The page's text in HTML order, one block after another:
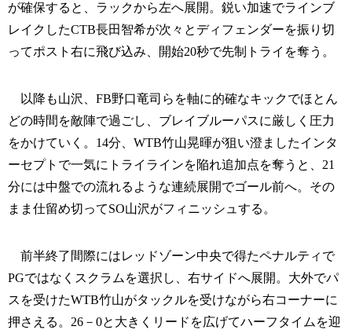
が確保すると、ラックから左へ展開。鋭い加速でラインブ
レイクしたCTB長田智希が次々とディフェンダーを振り切
ってポスト右に飛び込み、開始20秒で先制トライを奪う。
以降も山沢、FB野口竜司らを軸に的確なキックでほとん
どの時間を敵陣で過ごし、ブレイブルーパスに厳しく圧力
をかけていく。14分、WTB竹山晃暉が狙い澄ましたインタ
ーセプトで一気にトライラインを陥れ追加点を奪うと、21
分には中盤での流れるような連続展開でゴール前へ。その
まま仕留め切ってSO山沢がフィニッシュする。
前半終了間際にはレッドゾーン中央で得たペナルティで
PGではなくスクラムを選択し、右サイドへ展開。大外でパ
スを受けたWTB竹山がタックルを受けながら右コーナーに
押さえる。26－0と大きくリードを広げてハーフタイムを迎